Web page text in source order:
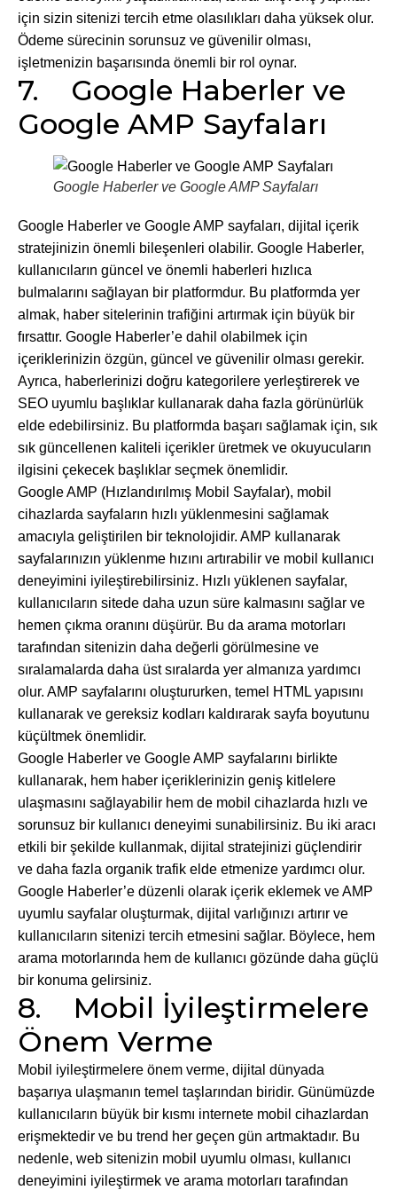
için sizin sitenizi tercih etme olasılıkları daha yüksek olur.
Ödeme sürecinin sorunsuz ve güvenilir olması,
işletmenizin başarısında önemli bir rol oynar.
7. Google Haberler ve
Google AMP Sayfaları
Google Haberler ve Google AMP Sayfaları
Google Haberler ve Google AMP sayfaları, dijital içerik
stratejinizin önemli bileşenleri olabilir. Google Haberler,
kullanıcıların güncel ve önemli haberleri hızlıca
bulmalarını sağlayan bir platformdur. Bu platformda yer
almak, haber sitelerinin trafiğini artırmak için büyük bir
fırsattır. Google Haberler’e dahil olabilmek için
içeriklerinizin özgün, güncel ve güvenilir olması gerekir.
Ayrıca, haberlerinizi doğru kategorilere yerleştirerek ve
SEO uyumlu başlıklar kullanarak daha fazla görünürlük
elde edebilirsiniz. Bu platformda başarı sağlamak için, sık
sık güncellenen kaliteli içerikler üretmek ve okuyucuların
ilgisini çekecek başlıklar seçmek önemlidir.
Google AMP (Hızlandırılmış Mobil Sayfalar), mobil
cihazlarda sayfaların hızlı yüklenmesini sağlamak
amacıyla geliştirilen bir teknolojidir. AMP kullanarak
sayfalarınızın yüklenme hızını artırabilir ve mobil kullanıcı
deneyimini iyileştirebilirsiniz. Hızlı yüklenen sayfalar,
kullanıcıların sitede daha uzun süre kalmasını sağlar ve
hemen çıkma oranını düşürür. Bu da arama motorları
tarafından sitenizin daha değerli görülmesine ve
sıralamalarda daha üst sıralarda yer almanıza yardımcı
olur. AMP sayfalarını oluştururken, temel HTML yapısını
kullanarak ve gereksiz kodları kaldırarak sayfa boyutunu
küçültmek önemlidir.
Google Haberler ve Google AMP sayfalarını birlikte
kullanarak, hem haber içeriklerinizin geniş kitlelere
ulaşmasını sağlayabilir hem de mobil cihazlarda hızlı ve
sorunsuz bir kullanıcı deneyimi sunabilirsiniz. Bu iki aracı
etkili bir şekilde kullanmak, dijital stratejinizi güçlendirir
ve daha fazla organik trafik elde etmenize yardımcı olur.
Google Haberler’e düzenli olarak içerik eklemek ve AMP
uyumlu sayfalar oluşturmak, dijital varlığınızı artırır ve
kullanıcıların sitenizi tercih etmesini sağlar. Böylece, hem
arama motorlarında hem de kullanıcı gözünde daha güçlü
bir konuma gelirsiniz.
8. Mobil İyileştirmelere
Önem Verme
Mobil iyileştirmelere önem verme, dijital dünyada
başarıya ulaşmanın temel taşlarından biridir. Günümüzde
kullanıcıların büyük bir kısmı internete mobil cihazlardan
erişmektedir ve bu trend her geçen gün artmaktadır. Bu
nedenle, web sitenizin mobil uyumlu olması, kullanıcı
deneyimini iyileştirmek ve arama motorları tarafından